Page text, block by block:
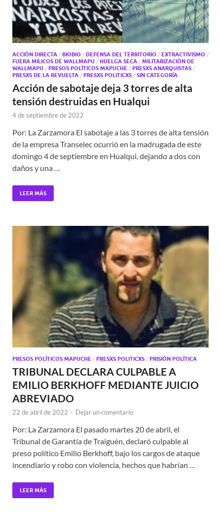
ACCIÓN DIRECTA / BIOBIO / DEFENSA DEL TERRITORIO / EXTRACTIVISMO /
FUERA MILICOS DE WALLMAPU / HUELGA SECA / MILITARIZACIÓN DE
WALLMAPU / PRESOS POLÍTICOS MAPUCHE / PRESXS ANARQUISTAS /
PRESXS DE LA REVUELTA / PRESXS POLITICXS / SIN CATEGORÍA
Acción de sabotaje deja 3 torres de alta
tensión destruidas en Hualqui
4 de septiembre de 2022
Por: La Zarzamora El sabotaje a las 3 torres de alta tensión
de la empresa Transelec ocurrió en la madrugada de este
domingo 4 de septiembre en Hualqui, dejando a dos con
daños y una …
LEER MÁS
PRESOS POLÍTICOS MAPUCHE / PRESXS POLITICXS / PRISIÓN POLÍTICA
TRIBUNAL DECLARA CULPABLE A
EMILIO BERKHOFF MEDIANTE JUICIO
ABREVIADO
22 de abril de 2022 - Dejar un comentario
Por: La Zarzamora El pasado martes 20 de abril, el
Tribunal de Garantía de Traiguén, declaró culpable al
preso político Emilio Berkhoff, bajo los cargos de ataque
incendiario y robo con violencia, hechos que habrían …
LEER MÁS